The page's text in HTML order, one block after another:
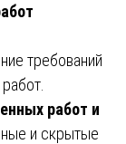
требований
работ и
и скрытые